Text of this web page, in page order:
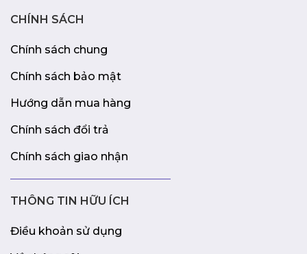
CHÍNH SÁCH
Chính sách chung
Chính sách bảo mật
Hướng dẫn mua hàng
Chính sách đổi trả
Chính sách giao nhận
THÔNG TIN HỮU ÍCH
Điều khoản sử dụng